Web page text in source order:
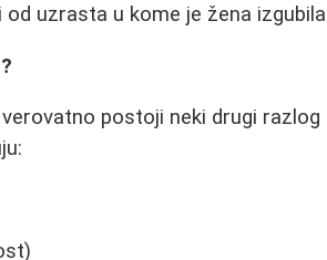
uzrasta u kome je žena
postoji neki drugi razlog